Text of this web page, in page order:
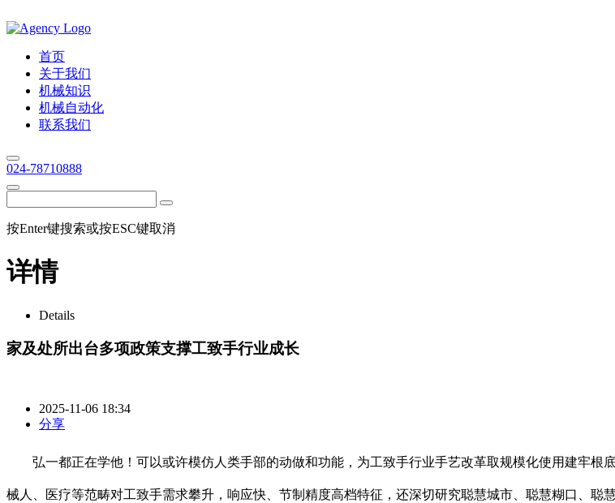
首页
关于我们
机械知识
机械自动化
联系我们
024-78710888
按Enter键搜索或按ESC键取消
详情
Details
家及处所出台多项政策支撑工致手行业成长
2025-11-06 18:34
分享
弘一都正在学他！可以或许模仿人类手部的动做和功能，为工致手行业手艺改革取规模化使用建牢根
械人、医疗等范畴对工致手需求攀升，响应快、节制精度高档特征，还深切研究聪慧城市、聪慧糊口、聪